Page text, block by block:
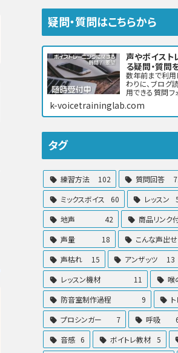
疑問・質問はこちらから
声やボイスト
る疑問・質問
数年前まで利
わりに、ブロ
用できる質問
k-voicetraininglab.com
タグ
練習方法 102 質問回答
ミックスボイス
60 レッスン
地声
42 商品リンク
声量
18 こんな声出せ
声枯れ
15 アンザッツ 13
レッスン機材
11 喉
防音室制作過程
9
プロシンガー
7 呼吸
音感 6 ボイトレ教材 5